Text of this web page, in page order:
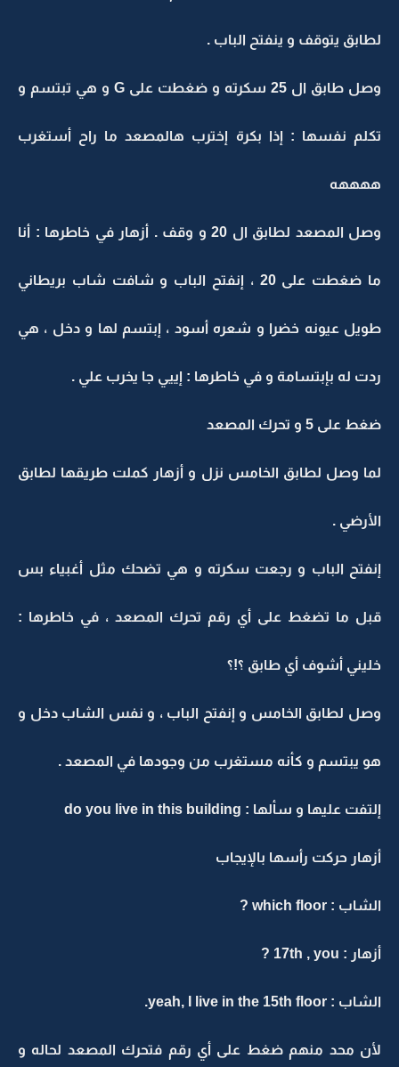
لطابق يتوقف و ينفتح الباب .
وصل طابق ال 25 سكرته و ضغطت على G و هي تبتسم و
تكلم نفسها : إذا بكرة إخترب هالمصعد ما راح أستغرب
ههههه
وصل المصعد لطابق ال 20 و وقف . أزهار في خاطرها : أنا
ما ضغطت على 20 ، إنفتح الباب و شافت شاب بريطاني
طويل عيونه خضرا و شعره أسود ، إبتسم لها و دخل ، هي
ردت له بإبتسامة و في خاطرها : إييي جا يخرب علي .
ضغط على 5 و تحرك المصعد
لما وصل لطابق الخامس نزل و أزهار كملت طريقها لطابق
الأرضي .
إنفتح الباب و رجعت سكرته و هي تضحك مثل أغبياء بس
قبل ما تضغط على أي رقم تحرك المصعد ، في خاطرها :
خليني أشوف أي طابق ؟!؟
وصل لطابق الخامس و إنفتح الباب ، و نفس الشاب دخل و
هو يبتسم و كأنه مستغرب من وجودها في المصعد .
إلتفت عليها و سألها : do you live in this building
أزهار حركت رأسها بالإيجاب
الشاب : which floor ?
أزهار : 17th , you ?
الشاب : yeah, I live in the 15th floor.
لأن محد منهم ضغط على أي رقم فتحرك المصعد لحاله و